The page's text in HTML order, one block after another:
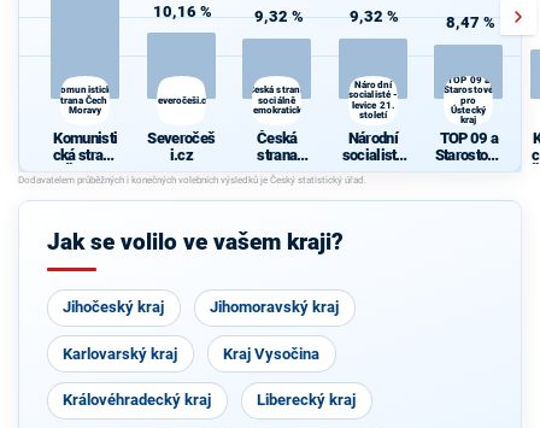
Komunistická
strana Čech a
Moravy
Komunisti
cká strana
Čech a
Moravy
10,16 %
Severočeši.cz
Severočeš
i.cz
9,32 %
Česká strana
sociálně
demokratická
Česká
strana
sociálně
demokrati
cká
9,32 %
Národní
socialisté -
levice 21.
století
Národní
socialisté
- levice
21. století
8,47 %
TOP 09 a
Starostové
pro
Ústecký
kraj
TOP 09 a
Starostové
pro
kraj
Jak se volilo ve vašem kraji?
Jihočeský kraj Jihomoravský kraj
Karlovarský kraj Kraj Vysočina
Královéhradecký kraj Liberecký kraj